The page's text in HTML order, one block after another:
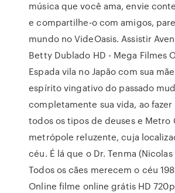
música que você ama, envie
e compartilhe-o com amigos,
mundo no VideOasis. Assistir
Betty Dublado HD - Mega Filmes
Espada vila no Japão com sua
espírito vingativo do passado
completamente sua vida, ao
todos os tipos de deuses e Metro
metrópole reluzente, cuja
céu. É lá que o Dr. Tenma
Todos os cães merecem o céu
Online filme online grátis HD